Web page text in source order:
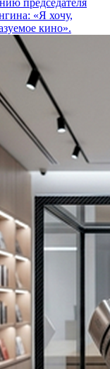
председателя
«Я хочу,
кино».